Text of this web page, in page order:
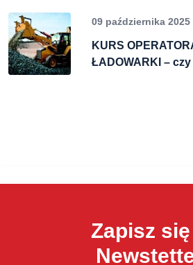
09 października 2025
KURS
ŁADOWARKI – czy
Zapisz